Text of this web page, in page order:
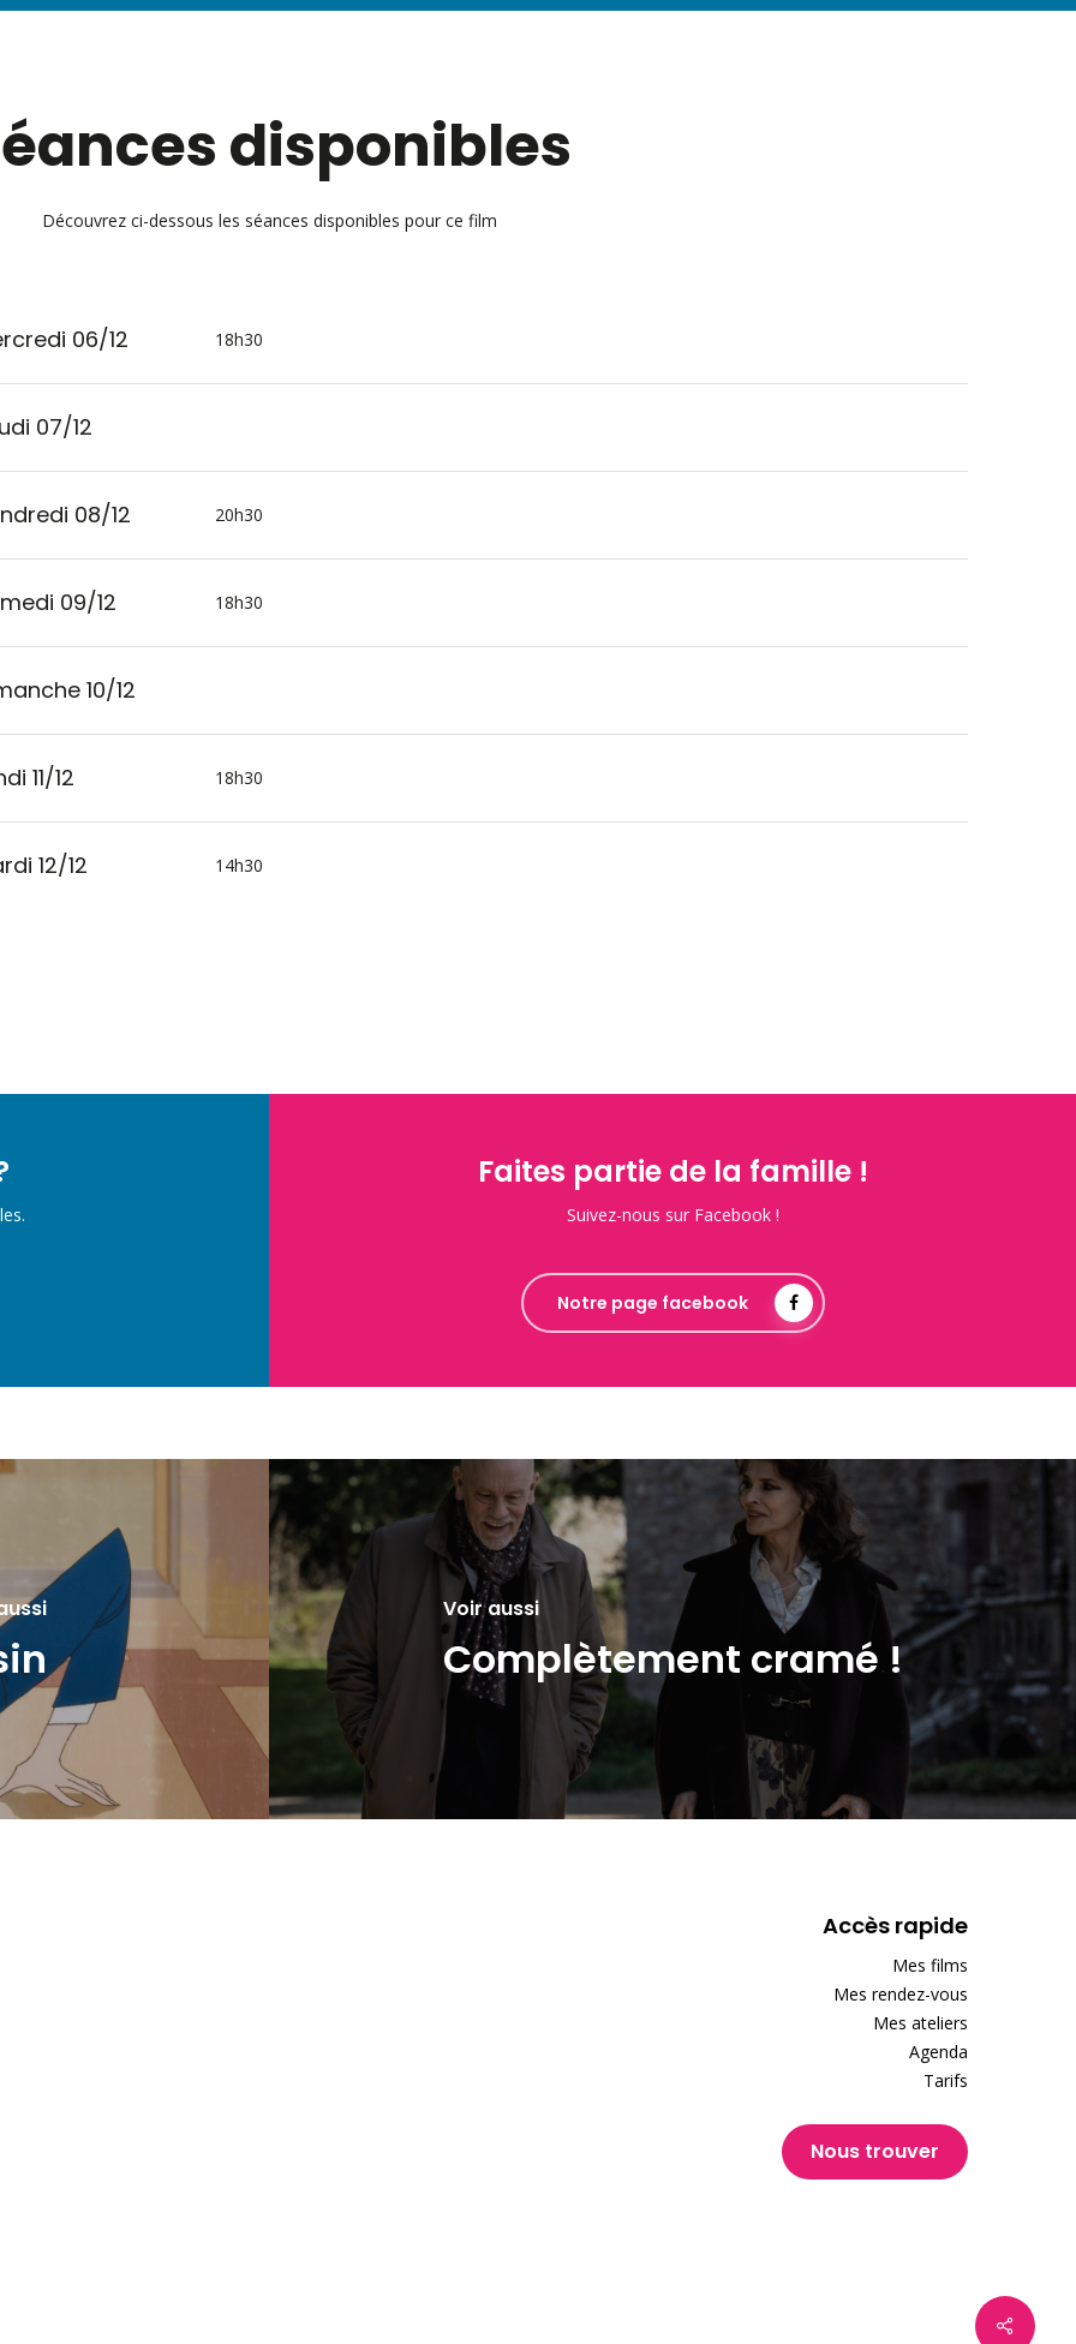
disponibles
Découvrez ci-dessous les séances disponibles pour ce film
06/12 18h30
07/12
08/12 20h30
09/12 18h30
10/12
11/12 18h30
12/12 14h30
Faites partie de la famille !
Suivez-nous sur Facebook !
Notre page facebook
Voir aussi
Complètement cramé !
Accès rapide
Mes films
Mes rendez-vous
Mes ateliers
Agenda
Tarifs
Nous trouver